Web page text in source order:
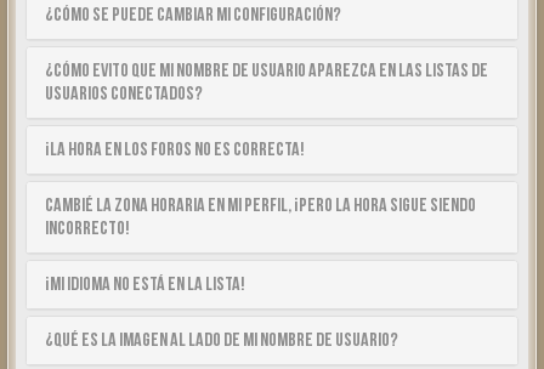
¿Cómo se puede cambiar mi configuración?
¿Cómo evito que mi nombre de usuario aparezca en las listas de
usuarios conectados?
¡La hora en los foros no es correcta!
Cambié la zona horaria en mi perfil, ¡pero la hora sigue siendo
incorrecto!
¡Mi idioma no está en la lista!
¿Qué es la imagen al lado de mi nombre de usuario?